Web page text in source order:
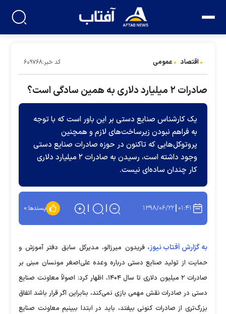
اقتصاد عمومی کد خبر:۶۰۹۷۶۸
صادرات ۲ میلیارد دلاری به همین سادگی‌ است؟
یک کارشناس صنایع دستی بر این باور است که با توجه
به فراهم نبودن زیرساخت‌های لازم و همچنین
پروتوکل‌هایی که تاکنون در حوزه صادرات صنایع دستی
وجود داشته است، رسیدن به صادرات ۲ میلیارد دلاری
کار چندان ساده‌ای نیست.
۰۱:۴۱ ۱۳۹۸/۰۶/۲۲ پسندها:۰
به گزارش آفتاب نیوز، فریدون میرزالو، مدیرکل سابق دفتر آموزش و
حمایت از تولید صنایع دستی درباره وعده علی‌اصغر مونسان مبنی بر
صادرات ۲ میلیون دلاری تا سال ۱۴۰۴، اظهار کرد: اصولاً معاونت صنایع
دستی در صادرات نقش مهمی بازی نمی‌کند، بنابراین اگر قرار باشد اتفاق
بزرگ‌تری از صادرات کنونی بیفتد، باید در ابتدا ببینیم معاونت صنایع